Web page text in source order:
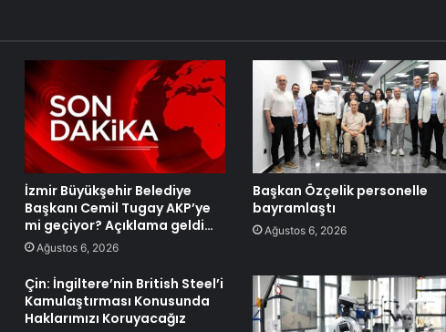
İzmir Büyükşehir Belediye
Başkanı Cemil Tugay AKP’ye
mi geçiyor? Açıklama geldi…
Ağustos 6, 2026
Başkan Özçelik personelle
bayramlaştı
Ağustos 6, 2026
Çin: İngiltere’nin British Steel’i
Kamulaştırması Konusunda
Haklarımızı Koruyacağız